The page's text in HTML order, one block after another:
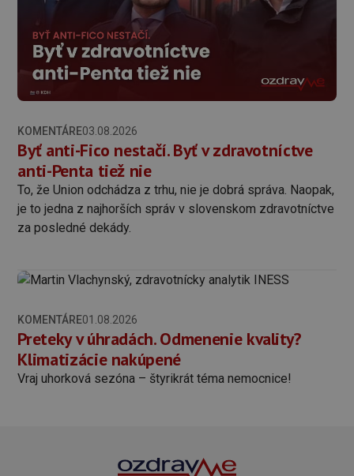
KOMENTÁRE03.08.2026
Byť anti-Fico nestačí. Byť v zdravotníctve
anti-Penta tiež nie
To, že Union odchádza z trhu, nie je dobrá správa. Naopak,
je to jedna z najhorších správ v slovenskom zdravotníctve
za posledné dekády.
KOMENTÁRE01.08.2026
Preteky v úhradách. Odmenenie kvality?
Klimatizácie nakúpené
Vraj uhorková sezóna – štyrikrát téma nemocnice!